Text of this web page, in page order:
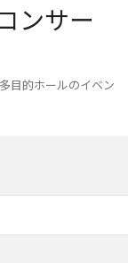
ンサー
目的ホールのイベン